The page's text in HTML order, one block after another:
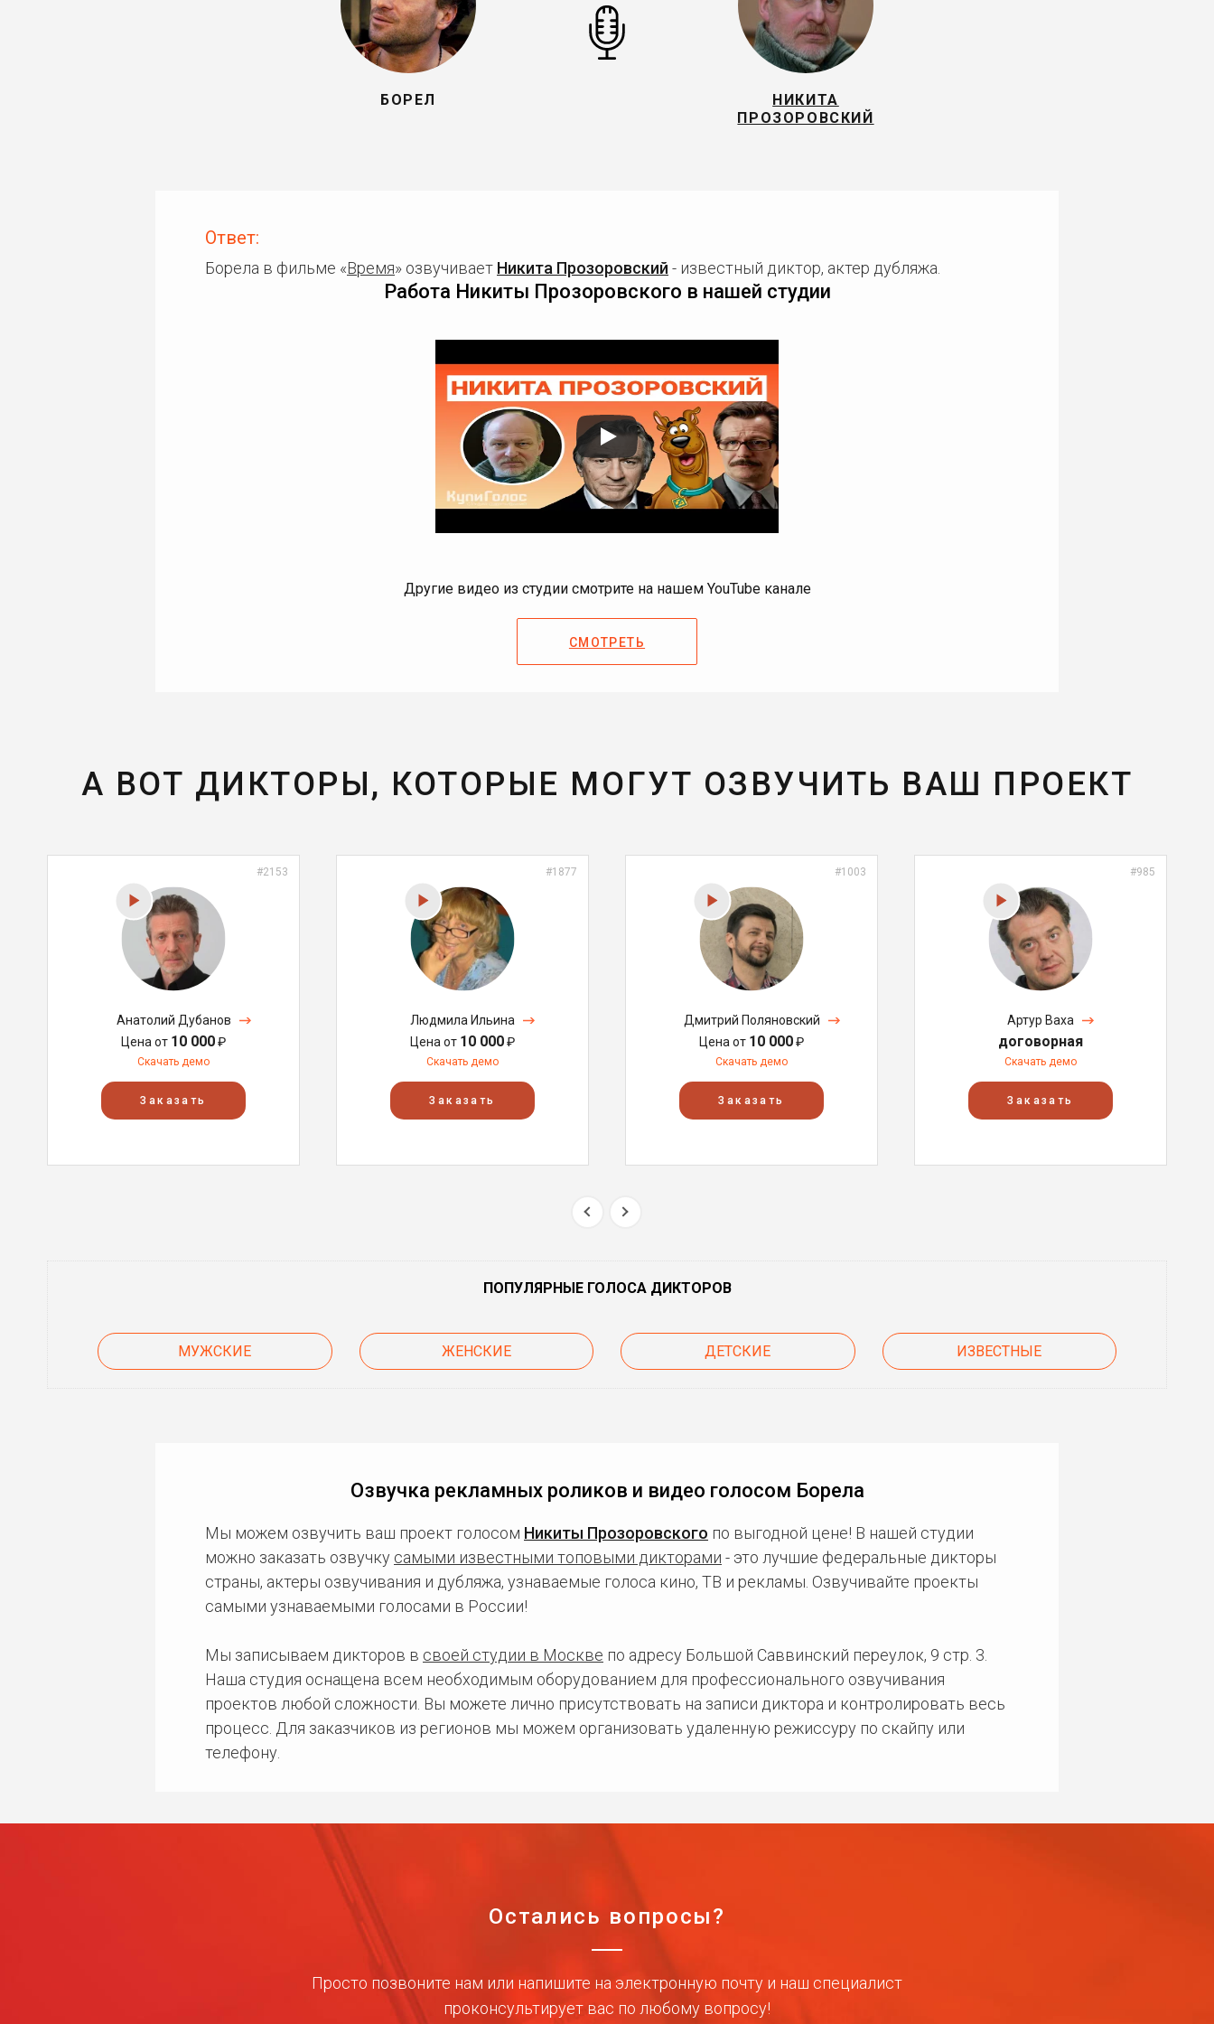
БОРЕЛ
НИКИТА
ПРОЗОРОВСКИЙ
Ответ:
Борела в фильме «Время» озвучивает Никита Прозоровский - известный диктор, актер дубляжа.
Работа Никиты Прозоровского в нашей студии
Другие видео из студии смотрите на нашем YouTube канале
СМОТРЕТЬ
А ВОТ ДИКТОРЫ, КОТОРЫЕ МОГУТ ОЗВУЧИТЬ ВАШ ПРОЕКТ
#2153
Анатолий Дубанов
Цена от 10 000₽
Скачать демо
Заказать
#1877
Людмила Ильина
Цена от 10 000₽
Скачать демо
Заказать
#1003
Дмитрий Поляновский
Цена от 10 000₽
Скачать демо
Заказать
#985
Артур Ваха
договорная
Скачать демо
Заказать
ПОПУЛЯРНЫЕ ГОЛОСА ДИКТОРОВ
МУЖСКИЕ ЖЕНСКИЕ ДЕТСКИЕ ИЗВЕСТНЫЕ
Озвучка рекламных роликов и видео голосом Борела
Мы можем озвучить ваш проект голосом Никиты Прозоровского по выгодной цене! В нашей студии
можно заказать озвучку самыми известными топовыми дикторами - это лучшие федеральные дикторы
страны, актеры озвучивания и дубляжа, узнаваемые голоса кино, ТВ и рекламы. Озвучивайте проекты
самыми узнаваемыми голосами в России!
Мы записываем дикторов в своей студии в Москве по адресу Большой Саввинский переулок, 9 стр. 3.
Наша студия оснащена всем необходимым оборудованием для профессионального озвучивания
проектов любой сложности. Вы можете лично присутствовать на записи диктора и контролировать весь
процесс. Для заказчиков из регионов мы можем организовать удаленную режиссуру по скайпу или
телефону.
Остались вопросы?
Просто позвоните нам или напишите на электронную почту и наш специалист
проконсультирует вас по любому вопросу!